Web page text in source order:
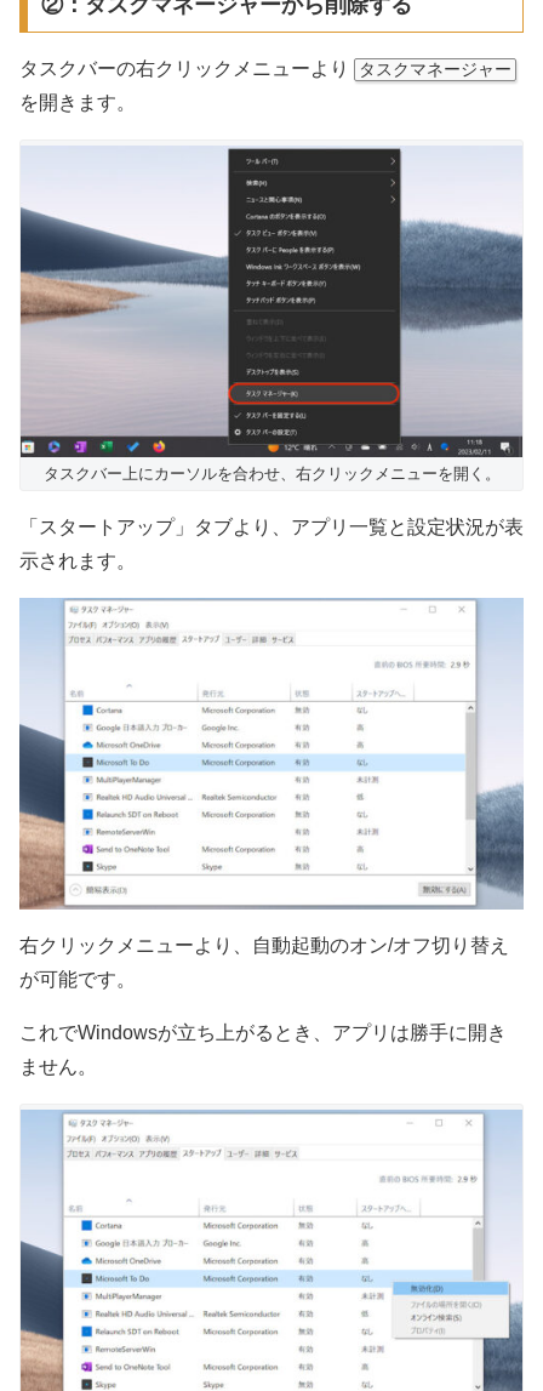
タスクバーの右クリックメニューより タスクマネージャー
を開きます。
タスクバー上にカーソルを合わせ、右クリックメニューを開く。
「スタートアップ」タブより、アプリ一覧と設定状況が表
示されます。
右クリックメニューより、自動起動のオン/オフ切り替え
が可能です。
これでWindowsが立ち上がるとき、アプリは勝手に開き
ません。